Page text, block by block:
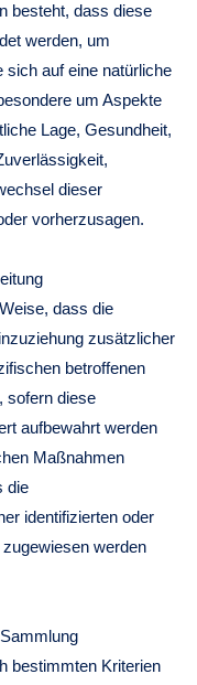
besteht, dass diese
werden, um
sich auf eine natürliche
um Aspekte
Lage, Gesundheit,
dieser
vorherzusagen.
dass die
zusätzlicher
betroffenen
sofern diese
aufbewahrt werden
Maßnahmen
die
identifizierten oder
werden
bestimmten Kriterien